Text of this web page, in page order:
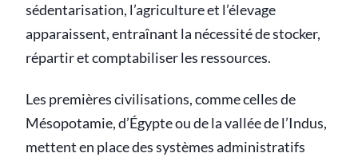
sédentarisation, l’agriculture et l’élevage
apparaissent, entraînant la nécessité de stocker,
répartir et comptabiliser les ressources.
Les premières civilisations, comme celles de
Mésopotamie, d’Égypte ou de la vallée de l’Indus,
mettent en place des systèmes administratifs